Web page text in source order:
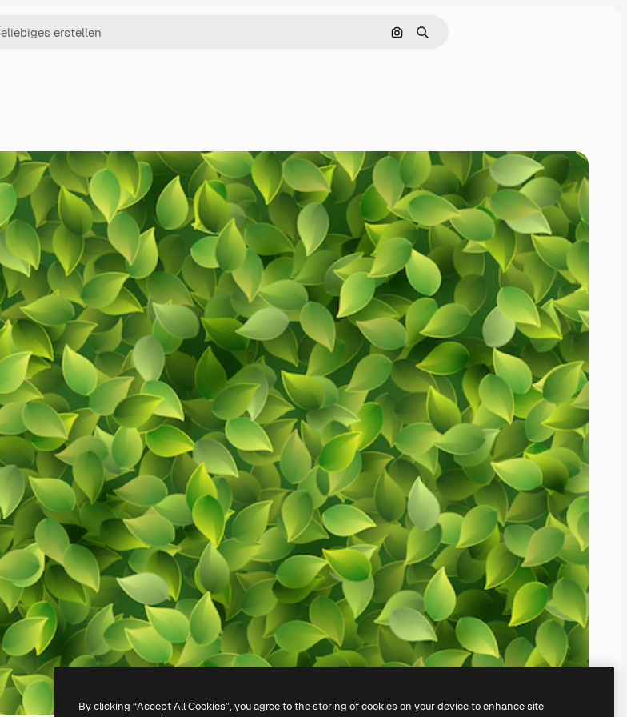
Nach Bild suchen
Suchen
By clicking “Accept All Cookies”, you agree to the storing of cookies on your device to enhance site